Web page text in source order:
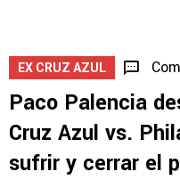
Paco Palencia